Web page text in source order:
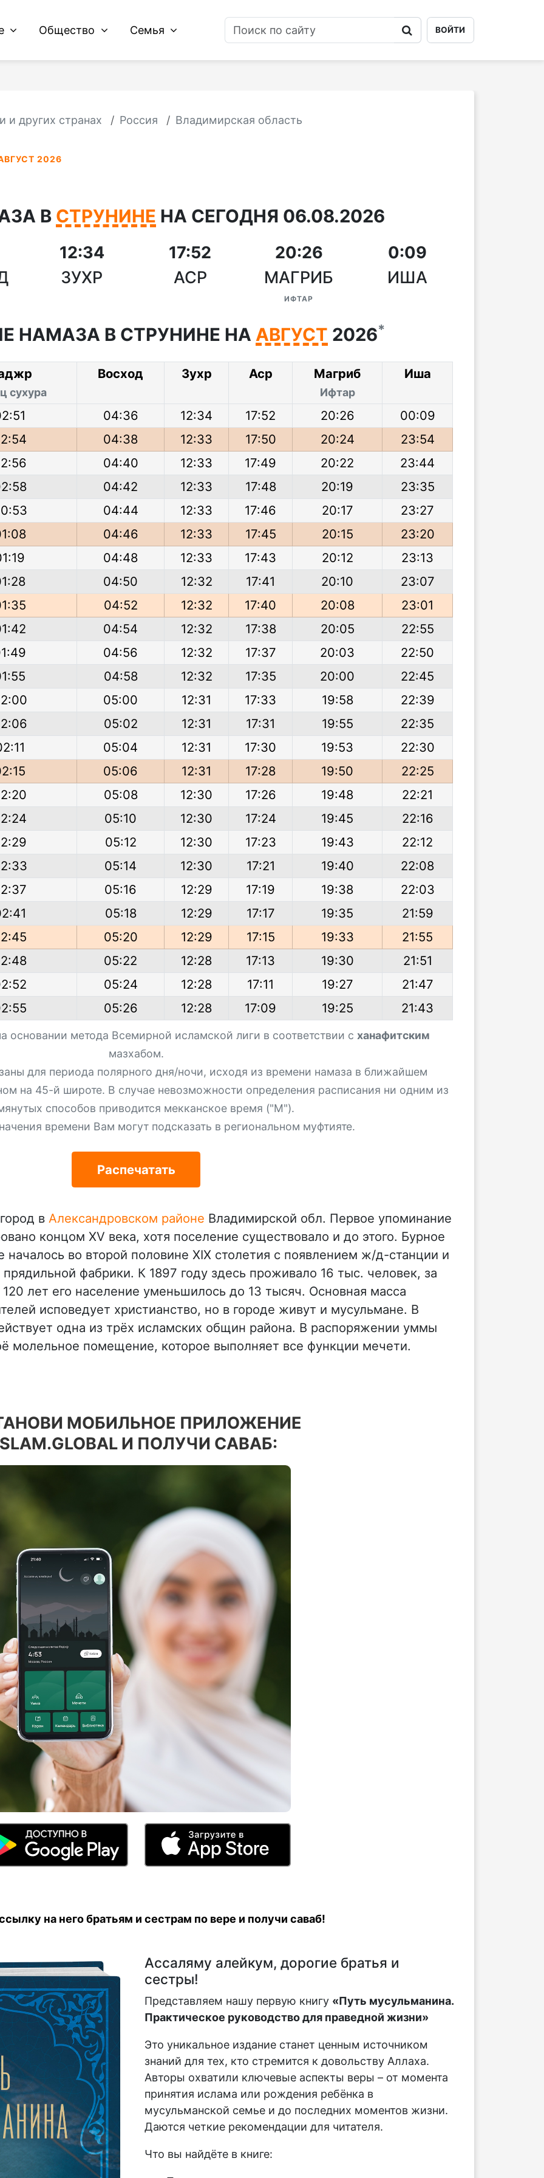
Общество Семья ВОЙТИ
и других странах Россия Владимирская область
2026
В СТРУНИНЕ НА СЕГОДНЯ 06.08.2026
12:34
ЗУХР
17:52
АСР
20:26
МАГРИБ
ИФТАР
0:09
ИША
НАМАЗА В СТРУНИНЕ НА АВГУСТ 2026*
сухура
Восход Зухр Аср Магриб
Ифтар
Иша
04:36 12:34 17:52 20:26
00:09
04:38 12:33 17:50 20:24
23:54
04:40 12:33 17:49 20:22
23:44
04:42 12:33 17:48 20:19
23:35
04:44 12:33 17:46 20:17
23:27
04:46 12:33 17:45 20:15
23:20
04:48 12:33 17:43 20:12
23:13
04:50 12:32 17:41 20:10
23:07
04:52 12:32 17:40 20:08
23:01
04:54 12:32 17:38 20:05
22:55
04:56 12:32 17:37 20:03
22:50
04:58 12:32 17:35 20:00
22:45
05:00 12:31 17:33 19:58
22:39
05:02 12:31 17:31 19:55
22:35
05:04 12:31 17:30 19:53
22:30
05:06 12:31 17:28 19:50
22:25
05:08 12:30 17:26 19:48
22:21
05:10 12:30 17:24 19:45
22:16
05:12 12:30 17:23 19:43
22:12
05:14 12:30 17:21 19:40
22:08
05:16 12:29 17:19 19:38
22:03
05:18 12:29 17:17 19:35
21:59
05:20 12:29 17:15 19:33
21:55
05:22 12:28 17:13 19:30
21:51
05:24 12:28 17:11 19:27
21:47
05:26 12:28 17:09 19:25 21:43
основании метода Всемирной исламской лиги в соответствии с ханафитским
мазхабом.
для периода полярного дня/ночи, исходя из времени намаза в ближайшем
на 45-й широте. В случае невозможности определения расписания ни одним из
способов приводится мекканское время ("М").
времени Вам могут подсказать в региональном муфтияте.
Распечатать
в Александровском районе Владимирской обл. Первое упоминание
концом XV века, хотя поселение существовало и до этого. Бурное
началось во второй половине XIX столетия с появлением ж/д-станции и
фабрики. К 1897 году здесь проживало 16 тыс. человек, за
лет его население уменьшилось до 13 тысяч. Основная масса
исповедует христианство, но в городе живут и мусульмане. В
одна из трёх исламских общин района. В распоряжении уммы
молельное помещение, которое выполняет все функции мечети.
МОБИЛЬНОЕ ПРИЛОЖЕНИЕ
И ПОЛУЧИ САВАБ:
на него братьям и сестрам по вере и получи саваб!
Ассаляму алейкум, дорогие братья и
сестры!
Представляем нашу первую книгу «Путь мусульманина.
Практическое руководство для праведной жизни»
Это уникальное издание станет ценным источником
знаний для тех, кто стремится к довольству Аллаха.
Авторы охватили ключевые аспекты веры – от момента
принятия ислама или рождения ребёнка в
мусульманской семье и до последних моментов жизни.
Даются четкие рекомендации для читателя.
Что вы найдёте в книге: